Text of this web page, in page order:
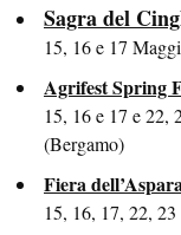
Sagra del
15, 16 e 17
Agrifest Spring
15, 16 e 17 e 22,
(Bergamo)
Fiera
15, 16, 17, 22,